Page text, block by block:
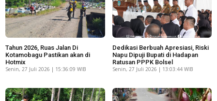
Tahun 2026, Ruas Jalan Di
Kotamobagu Pastikan akan di
Hotmix
Senin, 27 Juli 2026 | 15:36:09 WIB
Dedikasi Berbuah Apresiasi, Riski
Napu Dipuji Bupati di Hadapan
Ratusan PPPK Bolsel
Senin, 27 Juli 2026 | 13:03:44 WIB